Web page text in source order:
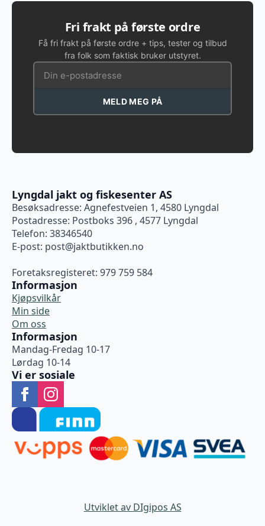
Fri frakt på første ordre
Få fri frakt på første ordre + tips, tester og tilbud
fra folk som faktisk bruker utstyret.
MELD MEG PÅ
Lyngdal jakt og fiskesenter AS
Besøksadresse: Agnefestveien 1, 4580 Lyngdal
Postadresse: Postboks 396 , 4577 Lyngdal
Telefon: 38346540
E-post: post@jaktbutikken.no
Foretaksregisteret: 979 759 584
Informasjon
Kjøpsvilkår
Min side
Om oss
Informasjon
Mandag-Fredag 10-17
Lørdag 10-14
Vi er sosiale
Utviklet av DIgipos AS